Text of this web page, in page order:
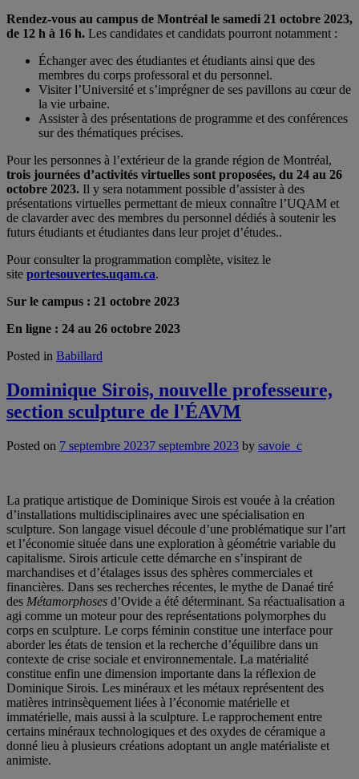
Rendez-vous au campus de Montréal le samedi 21 octobre 2023,
de 12 h à 16 h. Les candidates et candidats pourront notamment :
Échanger avec des étudiantes et étudiants ainsi que des
membres du corps professoral et du personnel.
Visiter l’Université et s’imprégner de ses pavillons au cœur de
la vie urbaine.
Assister à des présentations de programme et des conférences
sur des thématiques précises.
Pour les personnes à l’extérieur de la grande région de Montréal,
trois journées d’activités virtuelles sont proposées, du 24 au 26
octobre 2023. Il y sera notamment possible d’assister à des
présentations virtuelles permettant de mieux connaître l’UQAM et
de clavarder avec des membres du personnel dédiés à soutenir les
futurs étudiants et étudiantes dans leur projet d’études..
Pour consulter la programmation complète, visitez le
site portesouvertes.uqam.ca.
Sur le campus : 21 octobre 2023
En ligne : 24 au 26 octobre 2023
Posted in Babillard
Dominique Sirois, nouvelle professeure,
section sculpture de l'ÉAVM
Posted on 7 septembre 20237 septembre 2023 by savoie_c
La pratique artistique de Dominique Sirois est vouée à la création
d’installations multidisciplinaires avec une spécialisation en
sculpture. Son langage visuel découle d’une problématique sur l’art
et l’économie située dans une exploration à géométrie variable du
capitalisme. Sirois articule cette démarche en s’inspirant de
marchandises et d’étalages issus des sphères commerciales et
financières. Dans ses recherches récentes, le mythe de Danaé tiré
des Métamorphoses d’Ovide a été déterminant. Sa réactualisation a
agi comme un moteur pour des représentations polymorphes du
corps en sculpture. Le corps féminin constitue une interface pour
aborder les états de tension et la recherche d’équilibre dans un
contexte de crise sociale et environnementale. La matérialité
constitue enfin une dimension importante dans la réflexion de
Dominique Sirois. Les minéraux et les métaux représentent des
matières intrinsèquement liées à l’économie matérielle et
immatérielle, mais aussi à la sculpture. Le rapprochement entre
certains minéraux technologiques et des oxydes de céramique a
donné lieu à plusieurs créations adoptant un angle matérialiste et
animiste.